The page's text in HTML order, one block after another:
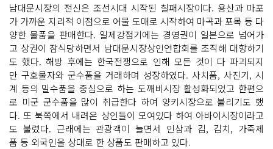
남대문시장의 전신은 조선시대 시작된 칠패시장이다. 용산과 마포
가 가까운 지리적 이점으로 어물 도매로 시작하여 마곡과 포목 등 다
양한 물품을 판매한다. 일제강점기에는 경영권이 일본으로 넘어가
고 상권이 잠식당하면서 남대문시장상인연합회를 조직해 대항하기
도 했다. 해방 후에는 한국전쟁으로 인해 모든 것이 다 파괴되지
만 구호물자와 군수품을 거래하며 성장하였다. 사치품, 사진기, 시
계 등의 밀수품을 중심으로 하는 도깨비시장 활성화되었고 한편으
로 미군 군수품을 많이 취급한다 하여 양키시장으로 불리기도 했
다. 또 북쪽에서 내려온 상인들이 모여있다 하여 아바이시장이라고
도 불렸다. 근래에는 관광객이 늘면서 인삼과 김, 김치, 가죽제
품 등 외국인을 상대로 한 상품도 판매하고 있다.